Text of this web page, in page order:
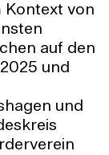
Kontext von
auf den
und
und